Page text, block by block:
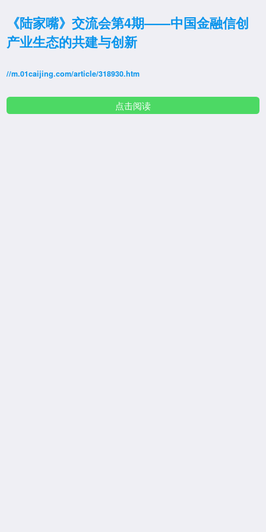
《陆家嘴》交流会第4期——中国金融信创
产业生态的共建与创新
//m.01caijing.com/article/318930.htm
点击阅读